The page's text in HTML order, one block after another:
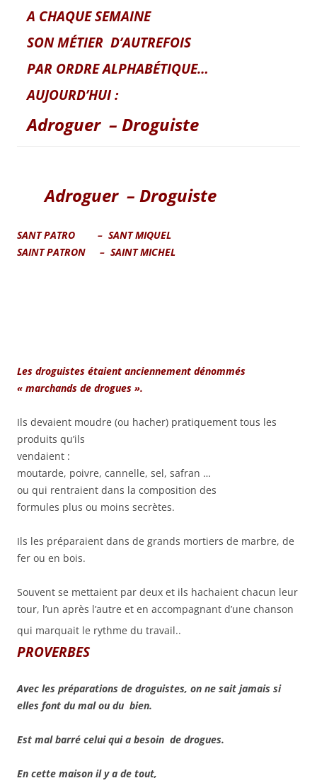
A CHAQUE SEMAINE
SON MÉTIER D’AUTREFOIS
PAR ORDRE ALPHABÉTIQUE…
AUJOURD’HUI :
Adroguer – Droguiste
Adroguer – Droguiste
SANT PATRO – SANT MIQUEL
SAINT PATRON – SAINT MICHEL
Les droguistes étaient anciennement dénommés
« marchands de drogues ».
Ils devaient moudre (ou hacher) pratiquement tous les
produits qu’ils
vendaient :
moutarde, poivre, cannelle, sel, safran …
ou qui rentraient dans la composition des
formules plus ou moins secrètes.
Ils les préparaient dans de grands mortiers de marbre, de
fer ou en bois.
Souvent se mettaient par deux et ils hachaient chacun leur
tour, l’un après l’autre et en accompagnant d’une chanson
qui marquait le rythme du travail..
PROVERBES
Avec les préparations de droguistes, on ne sait jamais si
elles font du mal ou du bien.
Est mal barré celui qui a besoin de drogues.
En cette maison il y a de tout,